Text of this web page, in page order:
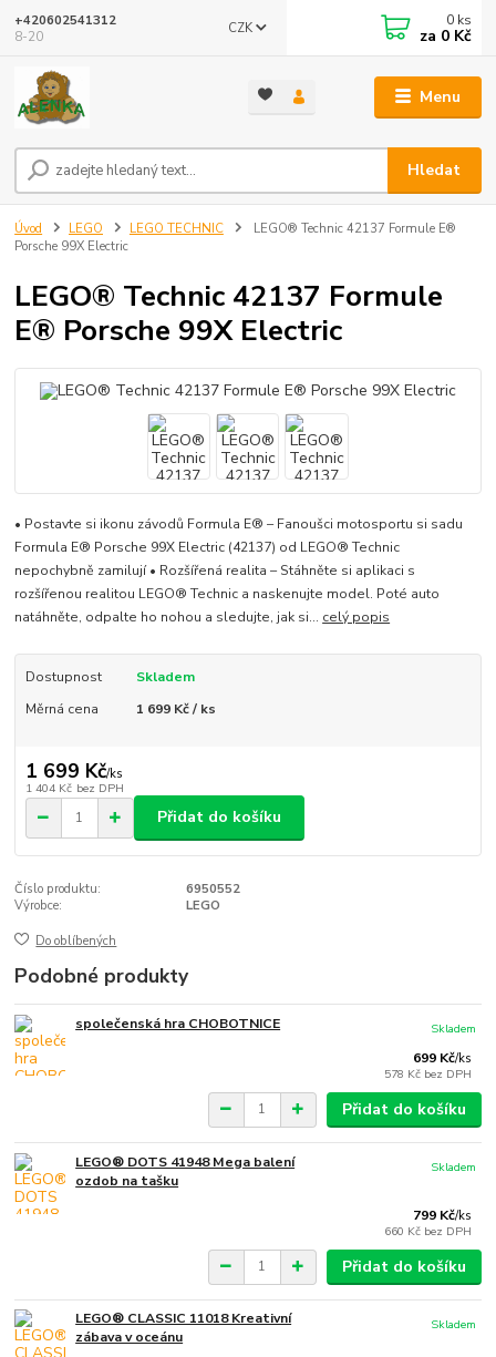
Menu
CZK
Hledat
+420602541312
8-20
0 ks
za 0 Kč
Úvod LEGO LEGO TECHNIC
LEGO® Technic 42137 Formule E®
Porsche 99X Electric
LEGO® Technic 42137 Formule
E® Porsche 99X Electric
• Postavte si ikonu závodů Formula E® – Fanoušci motosportu si sadu
Formula E® Porsche 99X Electric (42137) od LEGO® Technic
nepochybně zamilují • Rozšířená realita – Stáhněte si aplikaci s
rozšířenou realitou LEGO® Technic a naskenujte model. Poté auto
natáhněte, odpalte ho nohou a sledujte, jak si... celý popis
Dostupnost
Skladem
Měrná cena
1 699 Kč / ks
1 699 Kč/ks
1 404 Kč bez DPH
Přidat do košíku
Číslo produktu:
6950552
Výrobce:
LEGO
Do oblíbených
Podobné produkty
společenská hra CHOBOTNICE
699 Kč/ks
578 Kč bez DPH
Skladem
Přidat do košíku
LEGO® DOTS 41948 Mega balení
ozdob na tašku
799 Kč/ks
660 Kč bez DPH
Skladem
Přidat do košíku
LEGO® CLASSIC 11018 Kreativní
zábava v oceánu
Skladem